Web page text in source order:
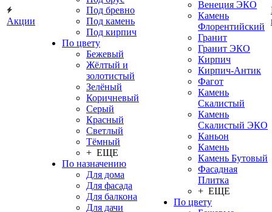
Акции
Под бревно
Под камень
Под кирпич
По цвету
Бежевый
Жёлтый и
золотистый
Зелёный
Коричневый
Серый
Красный
Светлый
Тёмный
+ ЕЩЕ
По назначению
Для дома
Для фасада
Для балкона
Для дачи
Венеция ЭКО
Камень
Флорентийский
Гранит
Гранит ЭКО
Кирпич
Кирпич-Антик
Фагот
Камень
Скалистый
Камень
Скалистый ЭКО
Каньон
Камень
Камень Бутовый
Фасадная
Плитка
+ ЕЩЕ
По цвету